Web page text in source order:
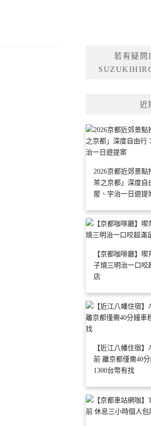
若有疑問
近
2026京都近郊景點
茶之京都」深度自
屋、宇治一日遊提
【京都咖啡廳】喫
子燒三明治一口咬
店
【近江八幡住宿
前 離京都僅需40
1300台幣有找